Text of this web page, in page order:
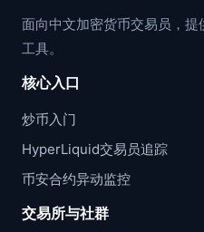
面向中文加密货币交易员，
工具。
核心入口
炒币入门
HyperLiquid交易员追踪
币安合约异动监控
交易所与社群